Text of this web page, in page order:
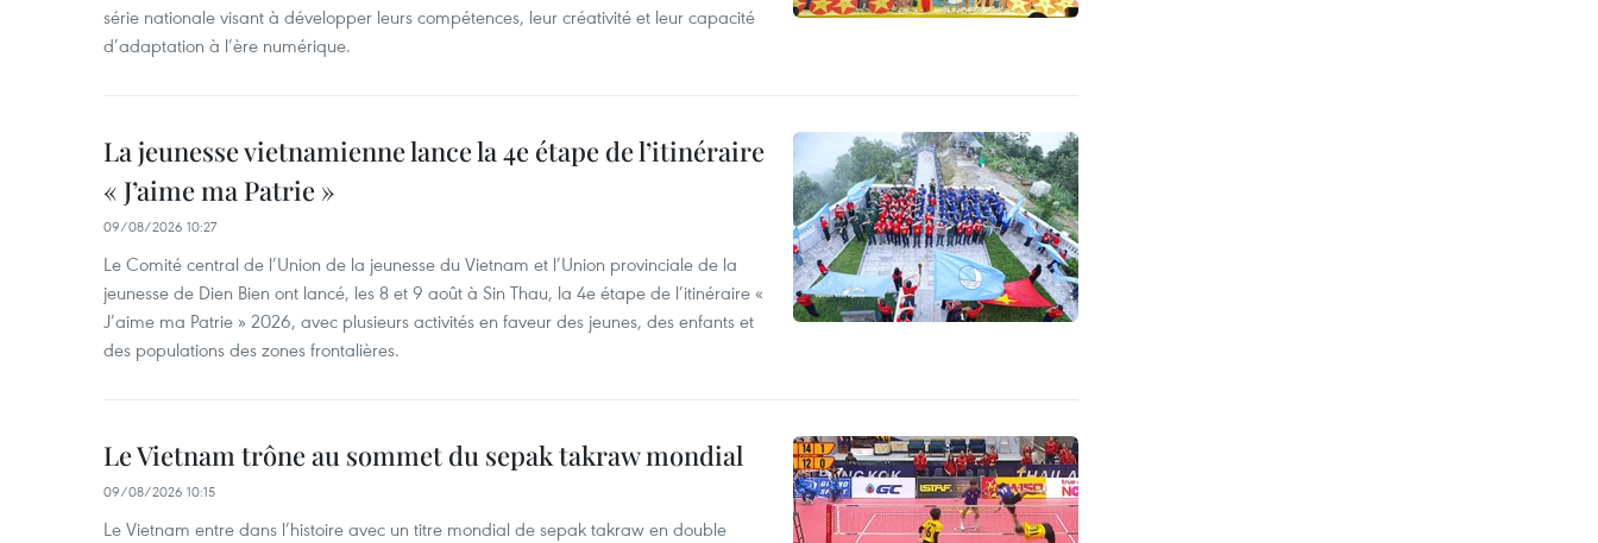
série nationale visant à développer leurs compétences, leur créativité et leur capacité
d’adaptation à l’ère numérique.
La jeunesse vietnamienne lance la 4e étape de l’itinéraire
« J’aime ma Patrie »
09/08/2026 10:27
Le Comité central de l’Union de la jeunesse du Vietnam et l’Union provinciale de la
jeunesse de Dien Bien ont lancé, les 8 et 9 août à Sin Thau, la 4e étape de l’itinéraire «
J’aime ma Patrie » 2026, avec plusieurs activités en faveur des jeunes, des enfants et
des populations des zones frontalières.
Le Vietnam trône au sommet du sepak takraw mondial
09/08/2026 10:15
Le Vietnam entre dans l’histoire avec un titre mondial de sepak takraw en double